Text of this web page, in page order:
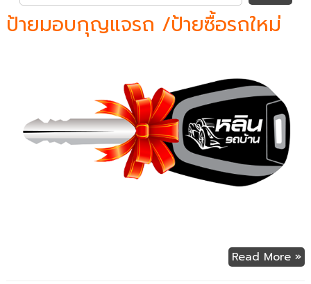
ป้ายมอบกุญแจรถ /ป้ายซื้อรถใหม่
Read More »